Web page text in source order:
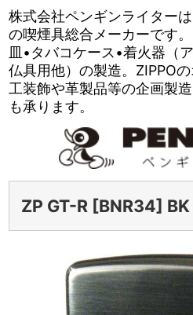
株式会社ペンギンライターは
の喫煙具総合メーカーです。
皿•タバコケース•着火器（
仏具用他）の製造。 ZIPPO
工装飾や革製品等の企画製
も承ります。
ZP GT-R [BNR34] BK